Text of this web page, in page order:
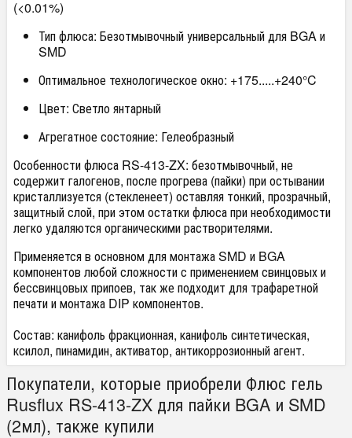
(<0.01%)
Тип флюса: Безотмывочный универсальный для BGA и
SMD
Оптимальное технологическое окно: +175.....+240°C
Цвет: Светло янтарный
Агрегатное состояние: Гелеобразный
Особенности флюса RS-413-ZX: безотмывочный, не
содержит галогенов, после прогрева (пайки) при остывании
кристаллизуется (стекленеет) оставляя тонкий, прозрачный,
защитный слой, при этом остатки флюса при необходимости
легко удаляются органическими растворителями.
Применяется в основном для монтажа SMD и BGA
компонентов любой сложности с применением свинцовых и
бессвинцовых припоев, так же подходит для трафаретной
печати и монтажа DIP компонентов.
Состав: канифоль фракционная, канифоль синтетическая,
ксилол, пинамидин, активатор, антикоррозионный агент.
Покупатели, которые приобрели Флюс гель
Rusflux RS-413-ZX для пайки BGA и SMD
(2мл), также купили